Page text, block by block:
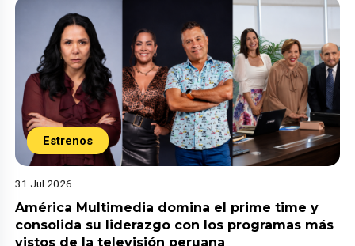
Estrenos
31 Jul 2026
América Multimedia domina el prime time y
consolida su liderazgo con los programas más
vistos de la televisión peruana